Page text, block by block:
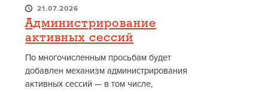
21.07.2026
Администрирование
активных сессий
По многочисленным просьбам будет
добавлен механизм администрирования
активных сессий — в том числе,